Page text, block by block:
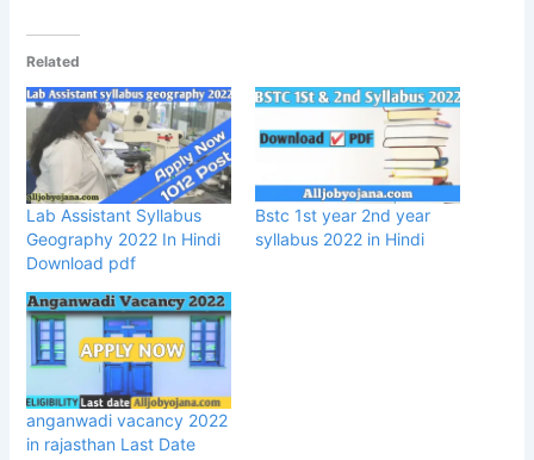
Related
Lab Assistant Syllabus
Geography 2022 In Hindi
Download pdf
Bstc 1st year 2nd year
syllabus 2022 in Hindi
anganwadi vacancy 2022
in rajasthan Last Date